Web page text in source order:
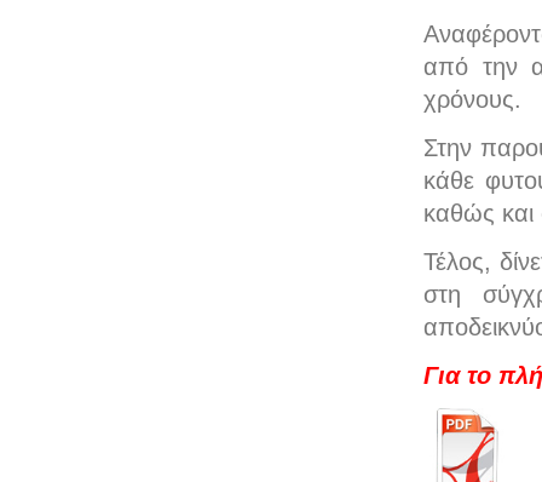
από την
χρόνους.
Στην
κάθε
καθώς και
Τέλος,
στη
Για το